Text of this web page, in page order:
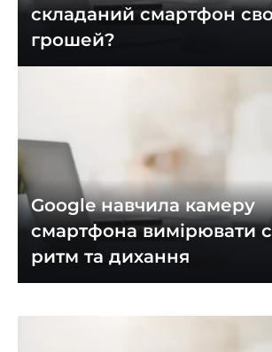
складаний смартфон
грошей?
Google навчила камеру
смартфона вимірювати
ритм та дихання